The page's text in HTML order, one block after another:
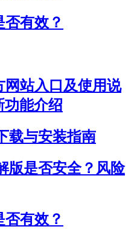
有效？
网站入口及使用说
功能介绍
载与安装指南
版是否安全？风险
有效？